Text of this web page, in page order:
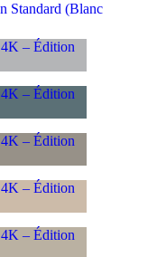
Standard (Blanc
DH.